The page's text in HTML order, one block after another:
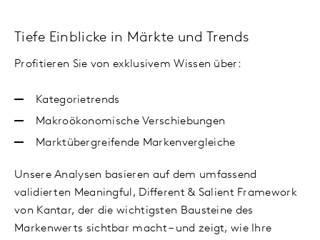
Tiefe Einblicke in Märkte und Trends
Profitieren Sie von exklusivem Wissen über:
Kategorietrends
Makroökonomische Verschiebungen
Marktübergreifende Markenvergleiche
Unsere Analysen basieren auf dem umfassend
validierten Meaningful, Different & Salient Framework
von Kantar, der die wichtigsten Bausteine des
Markenwerts sichtbar macht – und zeigt, wie Ihre